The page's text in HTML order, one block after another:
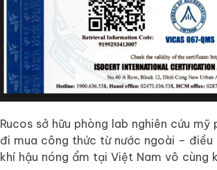
Rucos sở hữu phòng lab nghiên cứu
đi mua công thức từ nước ngoài –
khí hậu nóng ẩm tại Việt Nam vô cùng